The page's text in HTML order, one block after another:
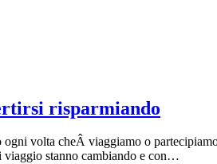
risparmiando
volta cheÂ viaggiamo o
viaggio stanno cambiando e con…